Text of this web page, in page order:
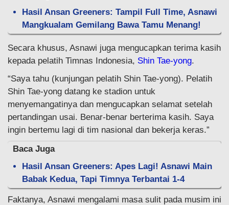
Hasil Ansan Greeners: Tampil Full Time, Asnawi
Mangkualam Gemilang Bawa Tamu Menang!
Secara khusus, Asnawi juga mengucapkan terima kasih
kepada pelatih Timnas Indonesia, Shin Tae-yong.
“Saya tahu (kunjungan pelatih Shin Tae-yong). Pelatih
Shin Tae-yong datang ke stadion untuk
menyemangatinya dan mengucapkan selamat setelah
pertandingan usai. Benar-benar berterima kasih. Saya
ingin bertemu lagi di tim nasional dan bekerja keras.”
Baca Juga
Hasil Ansan Greeners: Apes Lagi! Asnawi Main
Babak Kedua, Tapi Timnya Terbantai 1-4
Faktanya, Asnawi mengalami masa sulit pada musim ini